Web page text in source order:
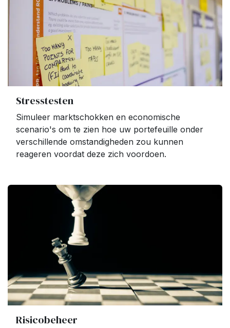
Stresstesten
Simuleer marktschokken en economische
scenario's om te zien hoe uw portefeuille onder
verschillende omstandigheden zou kunnen
reageren voordat deze zich voordoen.
Risicobeheer